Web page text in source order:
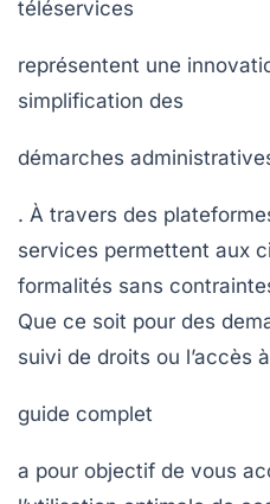
téléservices
représentent une
simplification des
démarches
. À travers des
services permettent aux
formalités sans
Que ce soit pour des
suivi de droits ou l’accès
guide complet
a pour objectif de vous